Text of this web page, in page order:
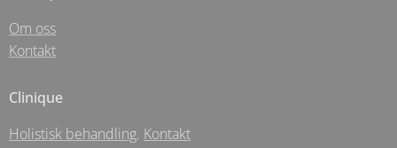
Om oss
Kontakt
Clinique
Holistisk behandling. Kontakt